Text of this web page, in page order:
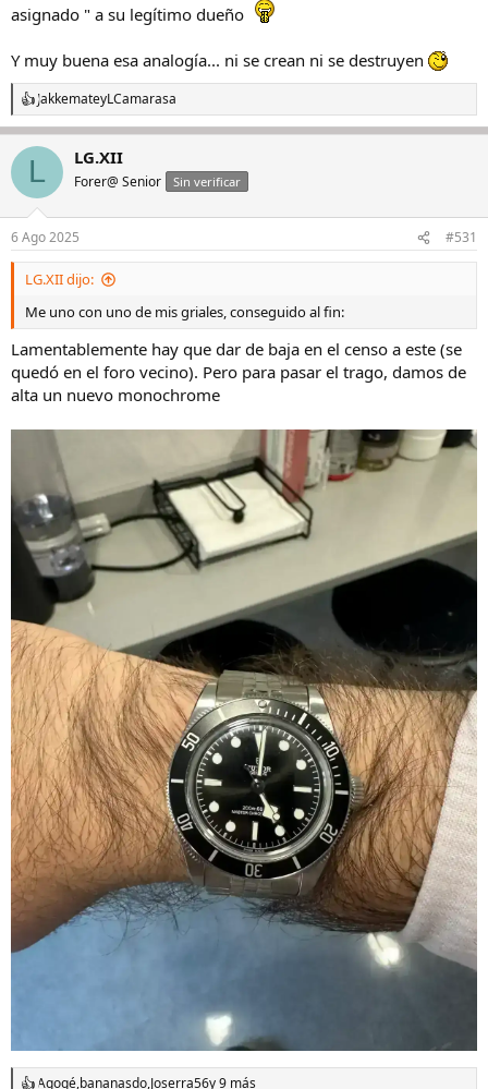
asignado " a su legítimo dueño
Y muy buena esa analogía... ni se crean ni se destruyen
R
e
a
c
i
e
s
JakkemateyLCamarasa
L LG.XII
Forer@ Senior Sin verificar
6 Ago 2025 #531
LG.XII dijo:
Me uno con uno de mis griales, conseguido al fin:
Lamentablemente hay que dar de baja en el censo a este (se
quedó en el foro vecino). Pero para pasar el trago, damos de
alta un nuevo monochrome
Agogé,bananasdo,Joserra56y 9 más